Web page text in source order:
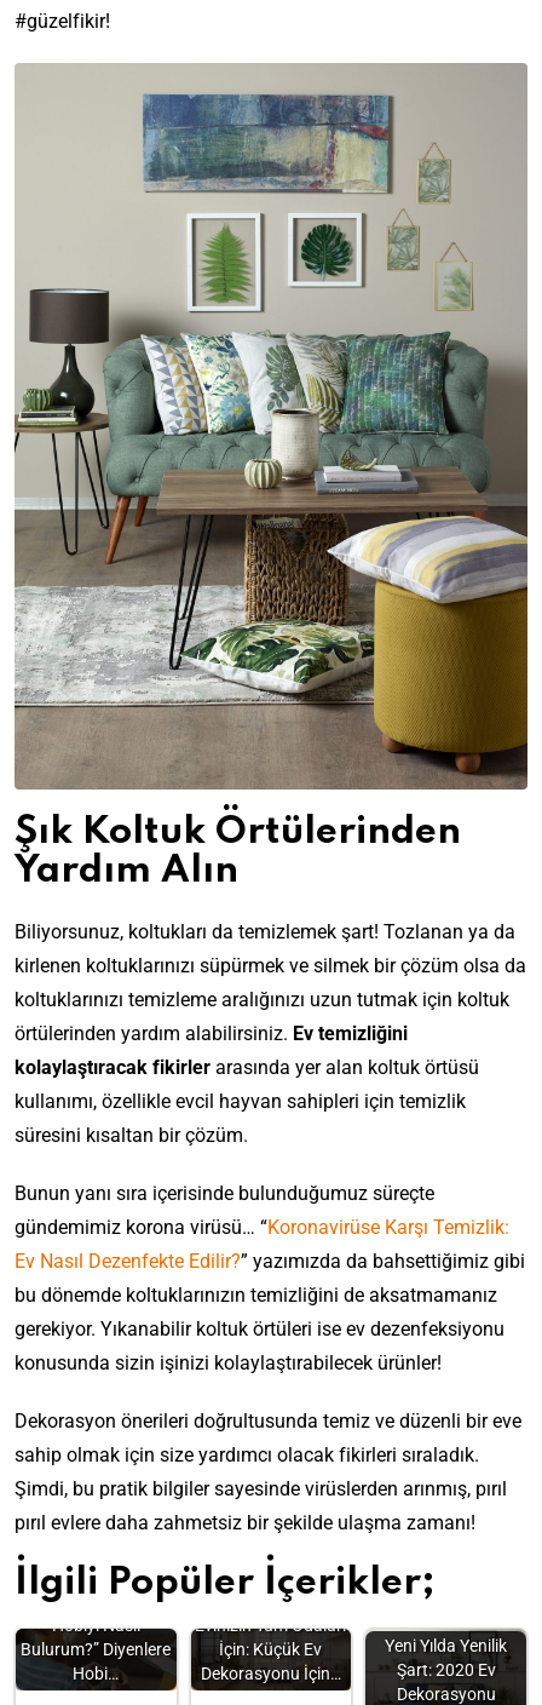
#güzelfikir!
Şık Koltuk Örtülerinden
Yardım Alın
Biliyorsunuz, koltukları da temizlemek şart! Tozlanan ya da
kirlenen koltuklarınızı süpürmek ve silmek bir çözüm olsa da
koltuklarınızı temizleme aralığınızı uzun tutmak için koltuk
örtülerinden yardım alabilirsiniz. Ev temizliğini
kolaylaştıracak fikirler arasında yer alan koltuk örtüsü
kullanımı, özellikle evcil hayvan sahipleri için temizlik
süresini kısaltan bir çözüm.
Bunun yanı sıra içerisinde bulunduğumuz süreçte
gündemimiz korona virüsü… “Koronavirüse Karşı Temizlik:
Ev Nasıl Dezenfekte Edilir?” yazımızda da bahsettiğimiz gibi
bu dönemde koltuklarınızın temizliğini de aksatmamanız
gerekiyor. Yıkanabilir koltuk örtüleri ise ev dezenfeksiyonu
konusunda sizin işinizi kolaylaştırabilecek ürünler!
Dekorasyon önerileri doğrultusunda temiz ve düzenli bir eve
sahip olmak için size yardımcı olacak fikirleri sıraladık.
Şimdi, bu pratik bilgiler sayesinde virüslerden arınmış, pırıl
pırıl evlere daha zahmetsiz bir şekilde ulaşma zamanı!
İlgili Popüler İçerikler;
“Kendime Uygun
Hobiyi Nasıl
Bulurum?” Diyenlere
Hobi…
Evinizin Tüm Odaları
İçin: Küçük Ev
Dekorasyonu İçin…
Yeni Yılda Yenilik
Şart: 2020 Ev
Dekorasyonu